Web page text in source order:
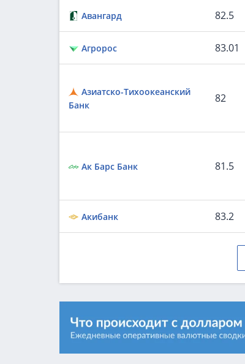
Авангард 82.5
Агророс 83.01
Азиатско-Тихоокеанский
Банк
82
Ак Барс Банк 81.5
Акибанк 83.2